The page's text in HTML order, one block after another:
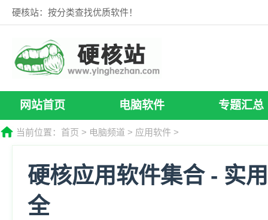
硬核站：按分类查找优质软件！
网站首页 电脑软件 专题汇总
当前位置： 首页 > 电脑频道 > 应用软件 >
硬核应用软件集合 - 实
全